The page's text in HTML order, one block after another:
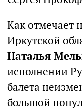
Как отмечает
Иркутской
Наталья
исполнении
балета
большой